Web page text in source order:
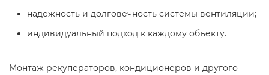
надежность и долговечность системы вентиляции;
индивидуальный подход к каждому объекту.
Монтаж рекуператоров, кондиционеров и другого